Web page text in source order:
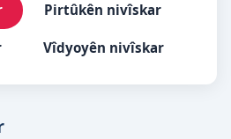
Pirtûkên nivîskar
Vîdyoyên nivîskar